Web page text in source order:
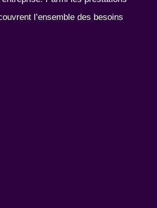
l’ensemble des besoins